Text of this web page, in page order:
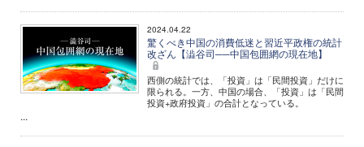
2024.04.22
驚くべき中国の消費低迷と習近平政権の統計
改ざん【澁谷司──中国包囲網の現在地】
西側の統計では、「投資」は「民間投資」だけに
限られる。一方、中国の場合、「投資」は「民間
投資+政府投資」の合計となっている。
...